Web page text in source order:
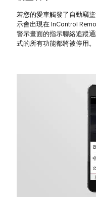
若您的愛車觸發了自動竊
示會出現在 InControl
警示畫面的指示聯絡追蹤
式的所有功能都將被停用。